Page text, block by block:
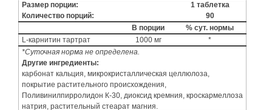
Размер порции:
1 таблетка
Количество порций:
90
В порции
% сут. нормы
L-карнитин тартрат
1000 мг
*
*Суточная норма не определена.
Другие ингредиенты:
карбонат кальция, микрокристаллическая целлюлоза,
покрытие растительного происхождения,
Поливинилпирролидон К-30, диоксид кремния, кроскармеллоза
натрия, растительный стеарат магния.